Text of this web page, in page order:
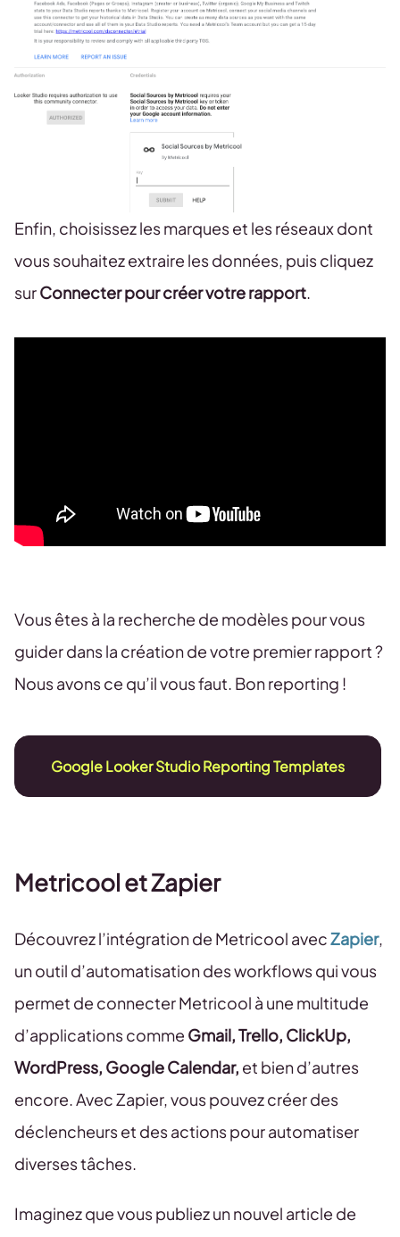
Enfin, choisissez les marques et les réseaux dont
vous souhaitez extraire les données, puis cliquez
surConnecter pour créer votre rapport.
Vous êtes à la recherche de modèles pour vous
guider dans la création de votre premier rapport ?
Nous avons ce qu’il vous faut. Bon reporting !
Google Looker Studio Reporting Templates
Metricool et Zapier
Découvrez l’intégration de Metricool avecZapier,
un outil d’automatisation des workflows qui vous
permet de connecter Metricool à une multitude
d’applications comme Gmail, Trello, ClickUp,
WordPress, Google Calendar, et bien d’autres
encore. Avec Zapier, vous pouvez créer des
déclencheurs et des actions pour automatiser
diverses tâches.
Imaginez que vous publiez un nouvel article de